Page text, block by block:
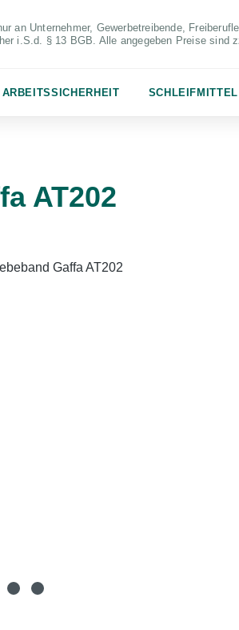
an Unternehmer, Gewerbetreibende,
i.S.d. § 13 BGB. Alle angegeben Preise sind
ARBEITSSICHERHEIT SCHLEIFMITTEL
AT202